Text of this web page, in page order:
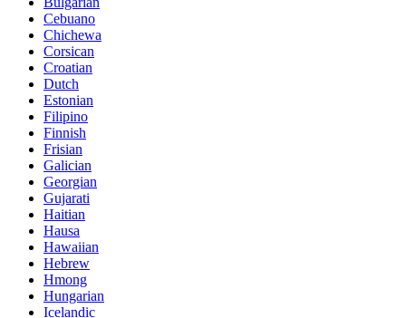
Cebuano
Chichewa
Corsican
Croatian
Dutch
Estonian
Filipino
Finnish
Frisian
Galician
Georgian
Gujarati
Haitian
Hausa
Hawaiian
Hebrew
Hmong
Hungarian
Icelandic